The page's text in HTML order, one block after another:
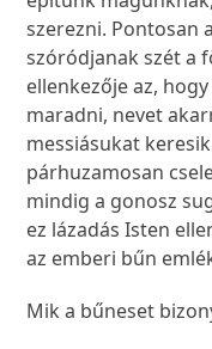
szerezni. Pontosan
szóródjanak szét a
ellenkezője az,
maradni, nevet
messiásukat
párhuzamosan
mindig a gonosz
ez lázadás Isten
az emberi bűn
Mik a bűneset